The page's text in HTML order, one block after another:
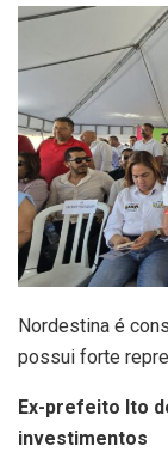
Nordestina é
possui forte
Ex-prefeito Ito
investimentos